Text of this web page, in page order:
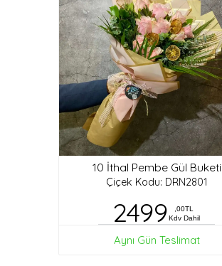
10 İthal Pembe Gül Buketi
Çiçek Kodu: DRN2801
2499
,00TL
Kdv Dahil
Aynı Gün Teslimat